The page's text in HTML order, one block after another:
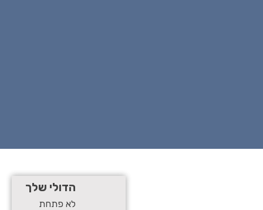
הדולי שלך
לא פתחת